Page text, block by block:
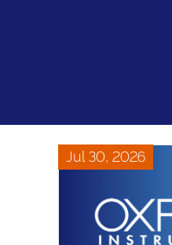
Jul 30, 2026